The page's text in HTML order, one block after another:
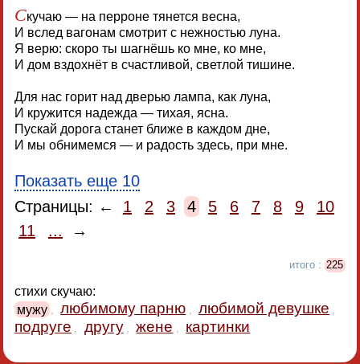
Скучаю — на перроне тянется весна,
И вслед вагонам смотрит с нежностью луна.
Я верю: скоро ты шагнёшь ко мне, ко мне,
И дом вздохнёт в счастливой, светлой тишине.
Для нас горит над дверью лампа, как луна,
И кружится надежда — тихая, ясна.
Пускай дорога станет ближе в каждом дне,
И мы обнимемся — и радость здесь, при мне.
Показать еще 10
Страницы: ←
1 2 3 4 5 6 7 8 9
10
11
... →
итого : 225
стихи скучаю:
мужу , любимому парню , любимой девушке ,
подруге , другу , жене , картинки